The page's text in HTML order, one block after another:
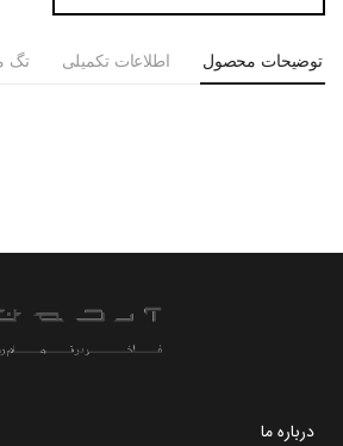
توضیحات محصول اطلاعات تکمیلی تگ
درباره ما